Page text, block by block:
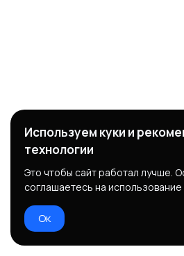
Используем куки и
технологии
Это чтобы сайт работал лучше.
соглашаетесь на использование
Ок